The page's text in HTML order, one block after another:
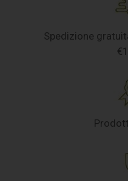
Spedizione